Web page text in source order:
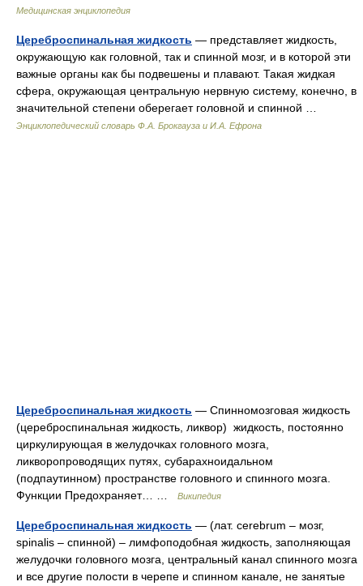
Медицинская энциклопедия
Цереброспинальная жидкость — представляет жидкость,
окружающую как головной, так и спинной мозг, и в которой эти
важные органы как бы подвешены и плавают. Такая жидкая
сфера, окружающая центральную нервную систему, конечно, в
значительной степени оберегает головной и спинной …
Энциклопедический словарь Ф.А. Брокгауза и И.А. Ефрона
Цереброспинальная жидкость — Спинномозговая жидкость
(цереброспинальная жидкость, ликвор) жидкость, постоянно
циркулирующая в желудочках головного мозга,
ликворопроводящих путях, субарахноидальном
(подпаутинном) пространстве головного и спинного мозга.
Функции Предохраняет… …
Википедия
Цереброспинальная жидкость — (лат. cerebrum – мозг,
spinalis – спинной) – лимфоподобная жидкость, заполняющая
желудочки головного мозга, центральный канал спинного мозга
и все другие полости в черепе и спинном канале, не занятые